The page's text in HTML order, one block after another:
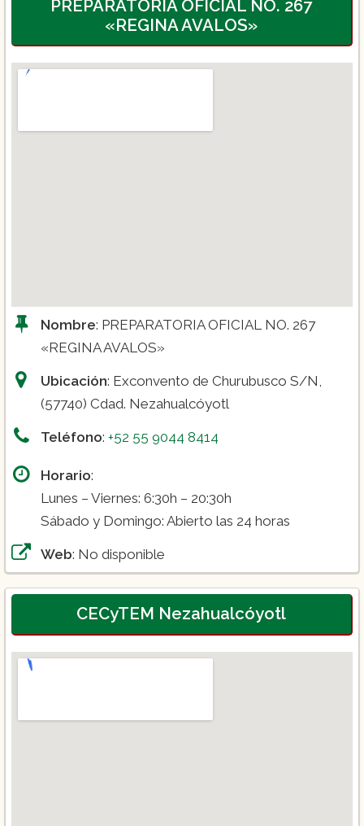
PREPARATORIA OFICIAL NO. 267
«REGINA AVALOS»
Nombre: PREPARATORIA OFICIAL NO. 267
«REGINA AVALOS»
Ubicación: Exconvento de Churubusco S/N,
(57740) Cdad. Nezahualcóyotl
Teléfono: +52 55 9044 8414
Horario:
Lunes – Viernes: 6:30h – 20:30h
Sábado y Domingo: Abierto las 24 horas
Web: No disponible
CECyTEM Nezahualcóyotl